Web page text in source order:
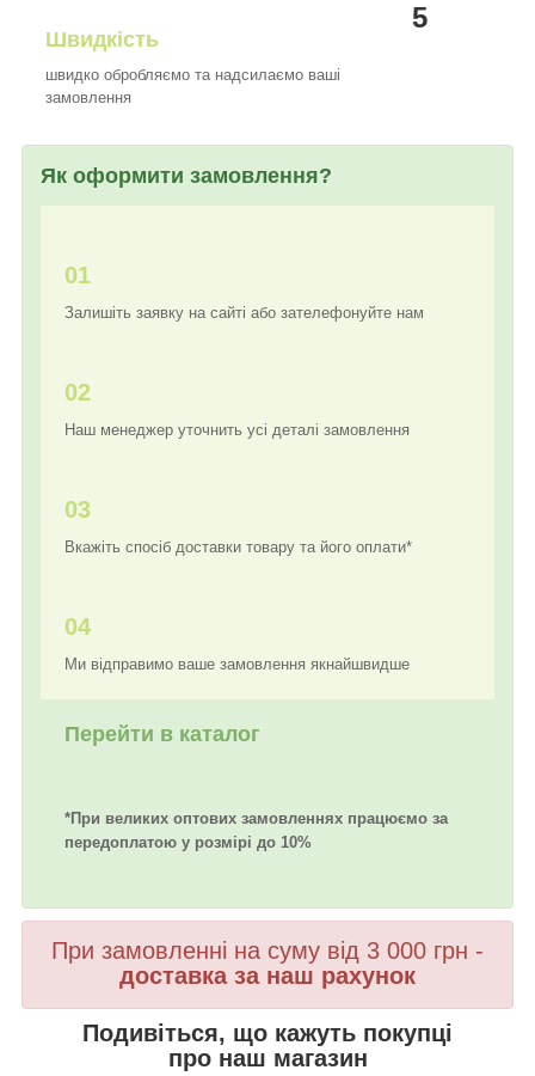
5
Швидкість
швидко обробляємо та надсилаємо ваші
замовлення
Як оформити замовлення?
01
Залишіть заявку на сайті або зателефонуйте нам
02
Наш менеджер уточнить усі деталі замовлення
03
Вкажіть спосіб доставки товару та його оплати*
04
Ми відправимо ваше замовлення якнайшвидше
Перейти в каталог
*При великих оптових замовленнях працюємо за
передоплатою у розмірі до 10%
При замовленні на суму від 3 000 грн -
доставка за наш рахунок
Подивіться, що кажуть покупці
про наш магазин